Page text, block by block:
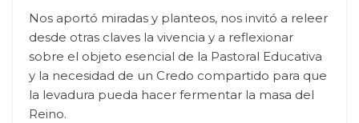
Nos aportó miradas y planteos, nos invitó a releer
desde otras claves la vivencia y a reflexionar
sobre el objeto esencial de la Pastoral Educativa
y la necesidad de un Credo compartido para que
la levadura pueda hacer fermentar la masa del
Reino.